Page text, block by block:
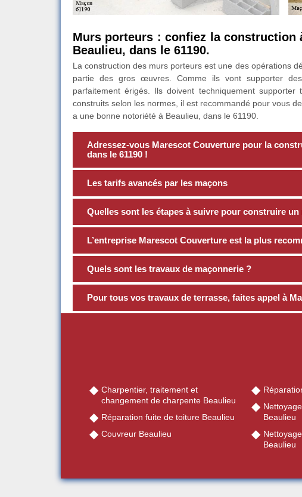
Murs porteurs : confiez la construction
Beaulieu, dans le 61190.
La construction des murs porteurs est une des opérations
partie des gros œuvres. Comme ils vont supporter
parfaitement érigés. Ils doivent techniquement
construits selon les normes, il est recommandé pour vous
a une bonne notoriété à Beaulieu, dans le 61190.
Adressez-vous Marescot Couverture pour la
dans le 61190 !
Les tarifs avancés par les maçons
Quelles sont les étapes à suivre pour construire un
L’entreprise Marescot Couverture est la plus
Quels sont les travaux de maçonnerie ?
Pour tous vos travaux de terrasse, faites appel à
Charpentier, traitement et
changement de charpente Beaulieu
Réparation fuite de toiture Beaulieu
Couvreur Beaulieu
Beaulieu
Beaulieu